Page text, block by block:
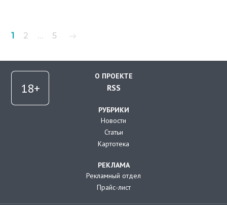
Пагинация
1 2 … 5
О ПРОЕКТЕ
RSS
РУБРИКИ
Новости
Статьи
Картотека
РЕКЛАМА
Рекламный отдел
Прайс-лист